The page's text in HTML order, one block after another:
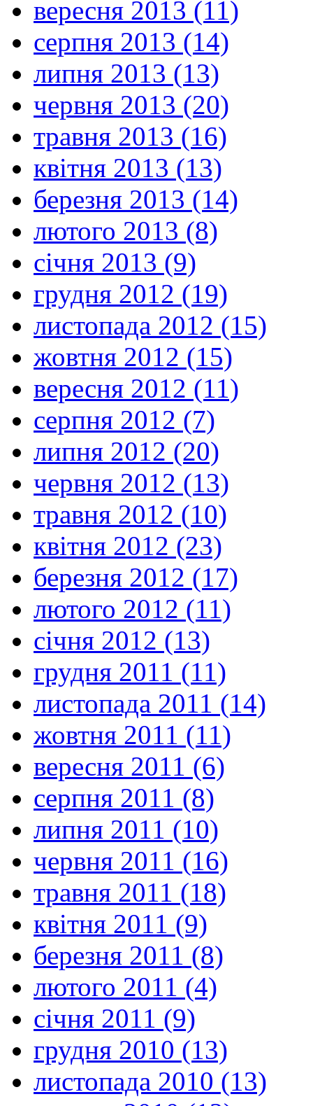
вересня 2013 (11)
серпня 2013 (14)
липня 2013 (13)
червня 2013 (20)
травня 2013 (16)
квітня 2013 (13)
березня 2013 (14)
лютого 2013 (8)
січня 2013 (9)
грудня 2012 (19)
листопада 2012 (15)
жовтня 2012 (15)
вересня 2012 (11)
серпня 2012 (7)
липня 2012 (20)
червня 2012 (13)
травня 2012 (10)
квітня 2012 (23)
березня 2012 (17)
лютого 2012 (11)
січня 2012 (13)
грудня 2011 (11)
листопада 2011 (14)
жовтня 2011 (11)
вересня 2011 (6)
серпня 2011 (8)
липня 2011 (10)
червня 2011 (16)
травня 2011 (18)
квітня 2011 (9)
березня 2011 (8)
лютого 2011 (4)
січня 2011 (9)
грудня 2010 (13)
листопада 2010 (13)